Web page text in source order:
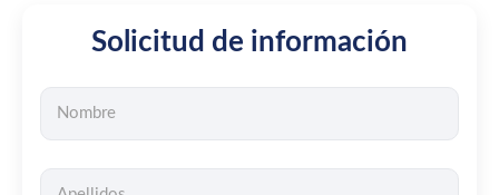
Solicitud de información